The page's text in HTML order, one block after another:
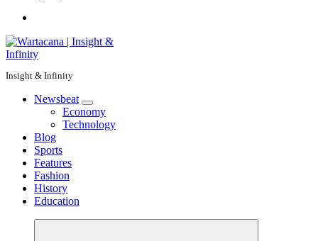
Insight & Infinity
Newsbeat
Economy
Technology
Blog
Sports
Features
Fashion
History
Education